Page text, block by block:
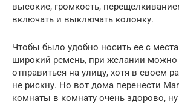
высокие, громкость,
включать и выключать колонку.
Чтобы было удобно носить ее с
широкий ремень, при желании можно
отправиться на улицу, хотя в своем
не рискну. Но вот дома перенести
комнаты в комнату очень здорово,